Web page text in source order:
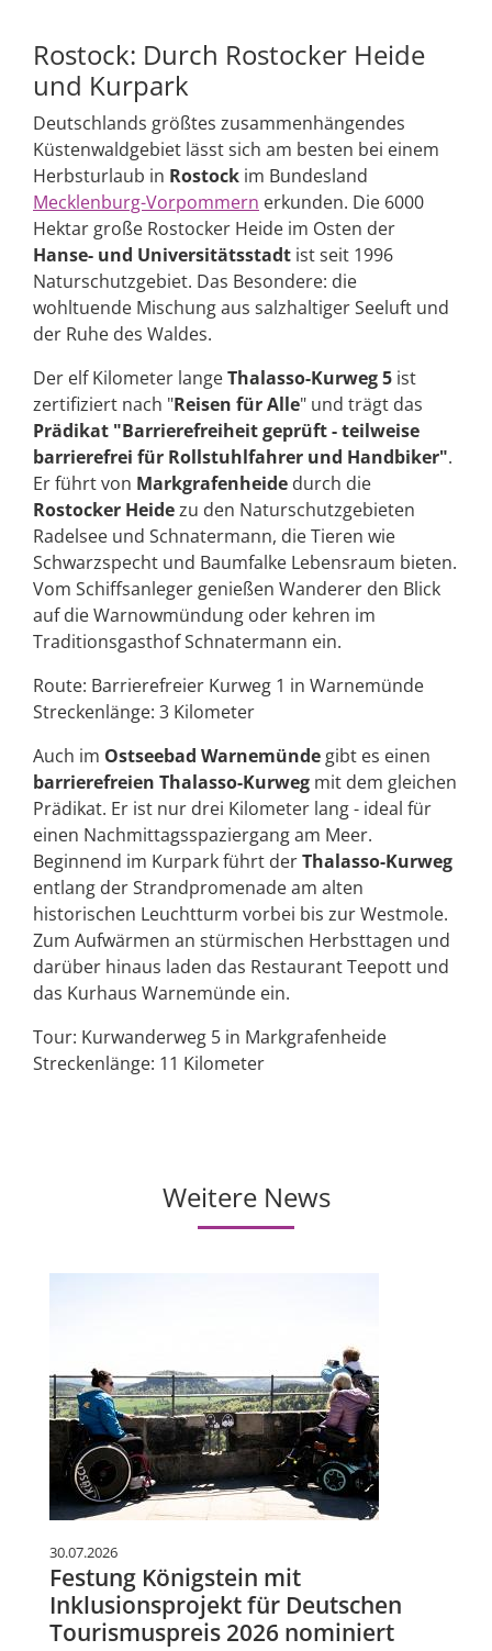
Rostock: Durch Rostocker Heide
und Kurpark
Deutschlands größtes zusammenhängendes
Küstenwaldgebiet lässt sich am besten bei einem
Herbsturlaub in Rostock im Bundesland
Mecklenburg-Vorpommern erkunden. Die 6000
Hektar große Rostocker Heide im Osten der
Hanse- und Universitätsstadt ist seit 1996
Naturschutzgebiet. Das Besondere: die
wohltuende Mischung aus salzhaltiger Seeluft und
der Ruhe des Waldes.
Der elf Kilometer langeThalasso-Kurweg 5 ist
zertifiziert nach "Reisen für Alle" und trägt das
Prädikat "Barrierefreiheit geprüft - teilweise
barrierefrei für Rollstuhlfahrer und Handbiker".
Er führt von Markgrafenheide durch die
Rostocker Heidezu den Naturschutzgebieten
Radelsee und Schnatermann, die Tieren wie
Schwarzspecht und Baumfalke Lebensraum bieten.
Vom Schiffsanleger genießen Wanderer den Blick
auf die Warnowmündung oder kehren im
Traditionsgasthof Schnatermann ein.
Route: Barrierefreier Kurweg 1 in Warnemünde
Streckenlänge: 3 Kilometer
Auch im Ostseebad Warnemünde gibt es einen
barrierefreien Thalasso-Kurweg mit dem gleichen
Prädikat. Er ist nur drei Kilometer lang - ideal für
einen Nachmittagsspaziergang am Meer.
Beginnend im Kurpark führt derThalasso-Kurweg
entlang der Strandpromenade am alten
historischen Leuchtturm vorbei bis zur Westmole.
Zum Aufwärmen an stürmischen Herbsttagen und
darüber hinaus laden das Restaurant Teepott und
das Kurhaus Warnemünde ein.
Tour: Kurwanderweg 5 in Markgrafenheide
Streckenlänge: 11 Kilometer
Weitere News
30.07.2026
Festung Königstein mit
Inklusionsprojekt für Deutschen
Tourismuspreis 2026 nominiert